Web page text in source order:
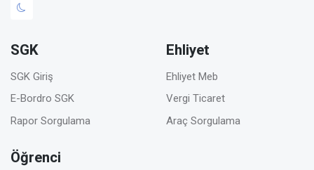
SGK
SGK Giriş
E-Bordro SGK
Rapor Sorgulama
Ehliyet
Ehliyet Meb
Vergi Ticaret
Araç Sorgulama
Öğrenci